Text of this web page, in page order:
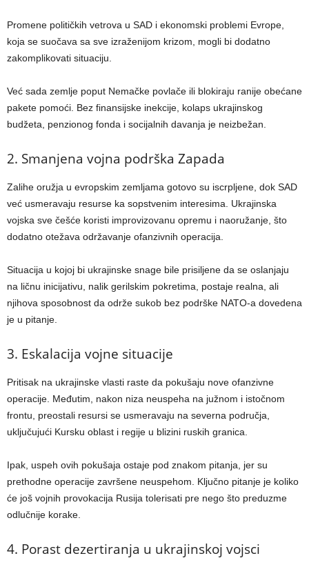
Promene političkih vetrova u SAD i ekonomski problemi Evrope,
koja se suočava sa sve izraženijom krizom, mogli bi dodatno
zakomplikovati situaciju.
Već sada zemlje poput Nemačke povlače ili blokiraju ranije obećane
pakete pomoći. Bez finansijske inekcije, kolaps ukrajinskog
budžeta, penzionog fonda i socijalnih davanja je neizbežan.
2. Smanjena vojna podrška Zapada
Zalihe oružja u evropskim zemljama gotovo su iscrpljene, dok SAD
već usmeravaju resurse ka sopstvenim interesima. Ukrajinska
vojska sve češće koristi improvizovanu opremu i naoružanje, što
dodatno otežava održavanje ofanzivnih operacija.
Situacija u kojoj bi ukrajinske snage bile prisiljene da se oslanjaju
na ličnu inicijativu, nalik gerilskim pokretima, postaje realna, ali
njihova sposobnost da održe sukob bez podrške NATO-a dovedena
je u pitanje.
3. Eskalacija vojne situacije
Pritisak na ukrajinske vlasti raste da pokušaju nove ofanzivne
operacije. Međutim, nakon niza neuspeha na južnom i istočnom
frontu, preostali resursi se usmeravaju na severna područja,
uključujući Kursku oblast i regije u blizini ruskih granica.
Ipak, uspeh ovih pokušaja ostaje pod znakom pitanja, jer su
prethodne operacije završene neuspehom. Ključno pitanje je koliko
će još vojnih provokacija Rusija tolerisati pre nego što preduzme
odlučnije korake.
4. Porast dezertiranja u ukrajinskoj vojsci